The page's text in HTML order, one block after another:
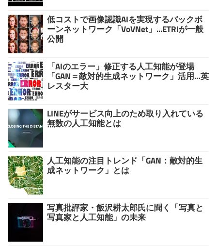
低コストで画像認識AIを実現するバックボ
ーンネットワーク「VoVNet」...ETRIが一般
公開
「AIのエラー」修正する人工知能が登場
「GAN＝敵対的生成ネットワーク」活用…英
レスター大
LINEがサービス向上のため取り入れている
無数の人工知能とは
人工知能の注目トレンド「GAN：敵対的生
成ネットワーク」とは
写真批評家・飯沢耕太郎氏に聞く「写真と
写真家と人工知能」の未来